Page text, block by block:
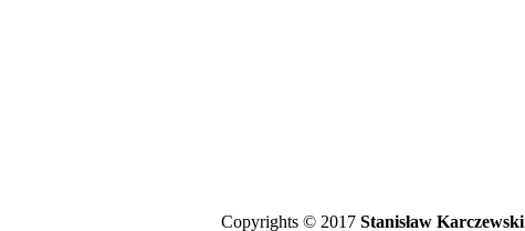
Copyrights © 2017 Stanisław Karczewski